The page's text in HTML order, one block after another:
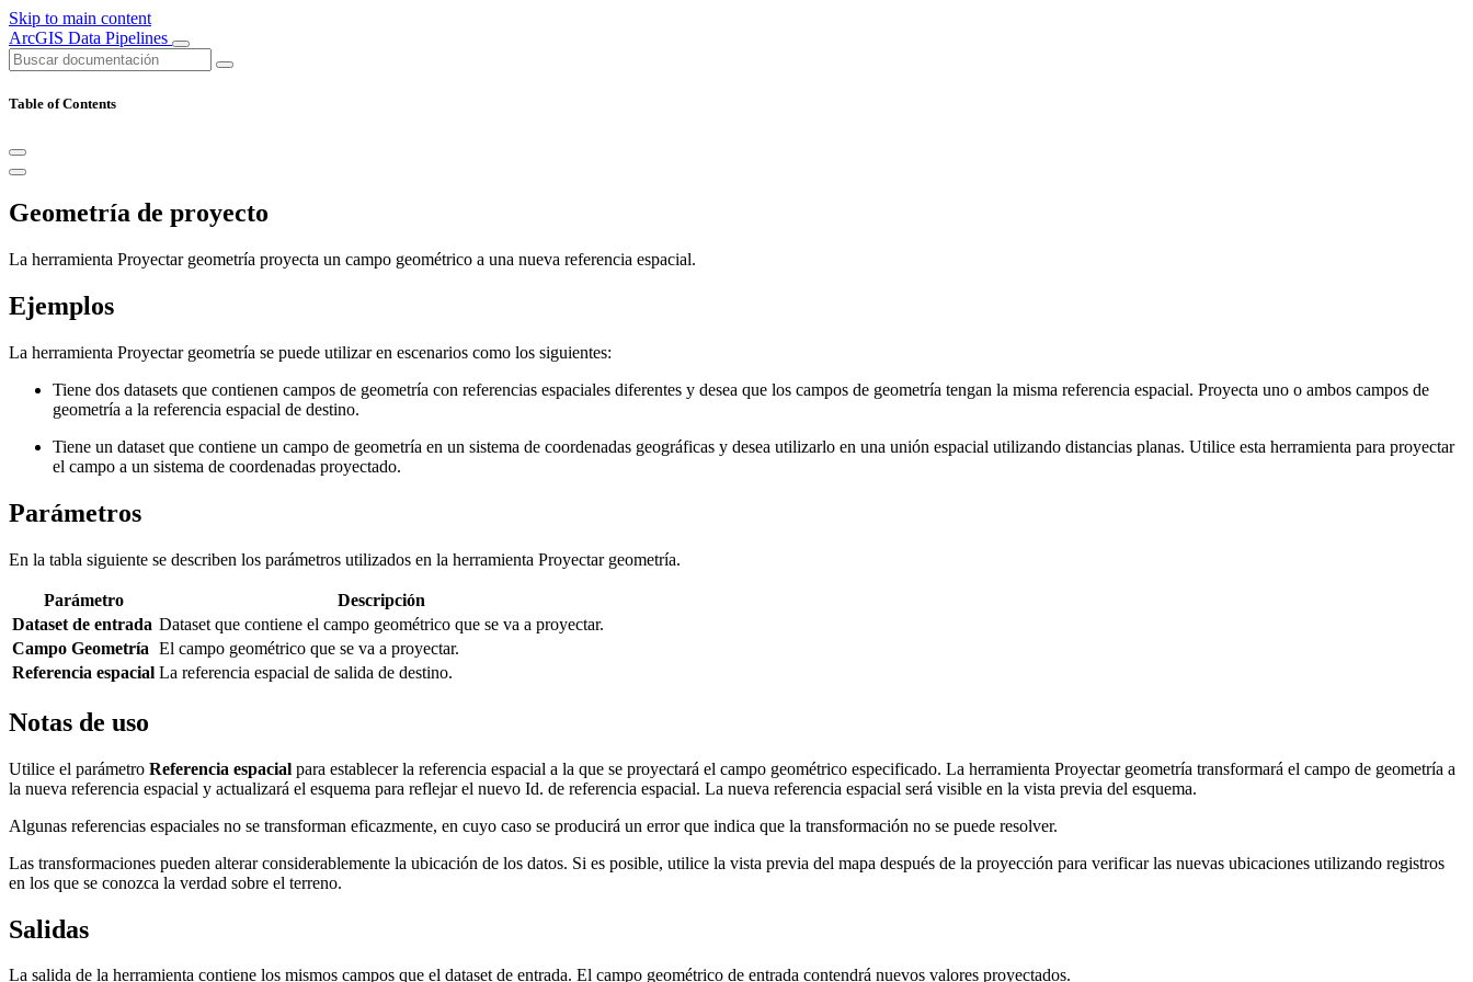
Skip to main content
ArcGIS Data Pipelines
Table of Contents
Geometría de proyecto
La herramienta Proyectar geometría proyecta un campo geométrico a una nueva referencia espacial.
Ejemplos
La herramienta Proyectar geometría se puede utilizar en escenarios como los siguientes:
Tiene dos datasets que contienen campos de geometría con referencias espaciales diferentes y desea que los campos de geometría tengan la misma referencia espacial. Proyecta uno o ambos campos de
geometría a la referencia espacial de destino.
Tiene un dataset que contiene un campo de geometría en un sistema de coordenadas geográficas y desea utilizarlo en una unión espacial utilizando distancias planas. Utilice esta herramienta para proyectar
el campo a un sistema de coordenadas proyectado.
Parámetros
En la tabla siguiente se describen los parámetros utilizados en la herramienta Proyectar geometría.
Parámetro
Descripción
Dataset de entrada Dataset que contiene el campo geométrico que se va a proyectar.
Campo Geometría El campo geométrico que se va a proyectar.
Referencia espacial La referencia espacial de salida de destino.
Notas de uso
Utilice el parámetro Referencia espacial para establecer la referencia espacial a la que se proyectará el campo geométrico especificado. La herramienta Proyectar geometría transformará el campo de geometría a
la nueva referencia espacial y actualizará el esquema para reflejar el nuevo Id. de referencia espacial. La nueva referencia espacial será visible en la vista previa del esquema.
Algunas referencias espaciales no se transforman eficazmente, en cuyo caso se producirá un error que indica que la transformación no se puede resolver.
Las transformaciones pueden alterar considerablemente la ubicación de los datos. Si es posible, utilice la vista previa del mapa después de la proyección para verificar las nuevas ubicaciones utilizando registros
en los que se conozca la verdad sobre el terreno.
Salidas
La salida de la herramienta contiene los mismos campos que el dataset de entrada. El campo geométrico de entrada contendrá nuevos valores proyectados.